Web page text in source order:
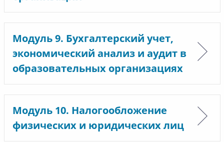
Модуль 9. Бухгалтерский учет,
экономический анализ и аудит в
образовательных организациях
Модуль 10. Налогообложение
физических и юридических лиц